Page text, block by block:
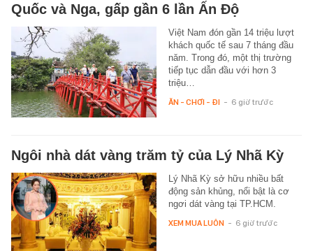
Quốc và Nga, gấp gần 6 lần Ấn Độ
Việt Nam đón gần 14 triệu lượt
khách quốc tế sau 7 tháng đầu
năm. Trong đó, một thị trường
tiếp tục dẫn đầu với hơn 3
triệu…
ĂN - CHƠI - ĐI - 6 giờ trước
Ngôi nhà dát vàng trăm tỷ của Lý Nhã Kỳ
Lý Nhã Kỳ sở hữu nhiều bất
động sản khủng, nổi bật là cơ
ngơi dát vàng tại TP.HCM.
XEM MUA LUÔN - 6 giờ trước